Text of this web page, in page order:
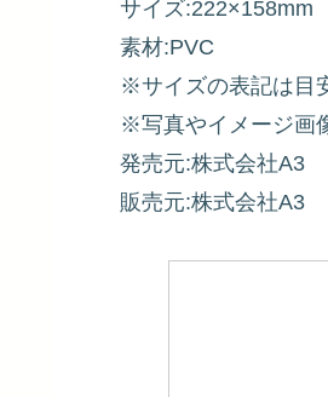
サイズ:222×158mm
素材:PVC
※サイズの表記は目
※写真やイメージ画
発売元:株式会社A3
販売元:株式会社A3